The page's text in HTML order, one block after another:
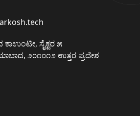
ಸೈಕ್ಟರ ೫
೨೦೧೦೧೨ ಉತ್ತರ ಪ್ರದೇಶ